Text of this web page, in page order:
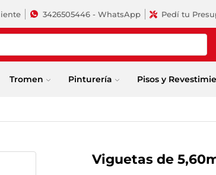
3426505446 - WhatsApp Pedí tu
Tromen Pinturería Pisos y
Viguetas de